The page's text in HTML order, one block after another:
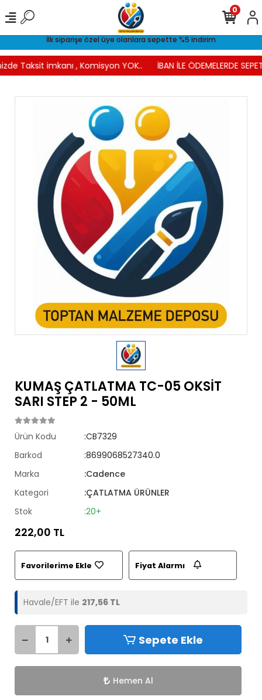
İlk siparişe özel üye olanlara sepette %5 indirim
Taksit imkanı , Komisyon YOK.. İBAN İLE ÖDEMELERDE
0
KUMAŞ ÇATLATMA TC-05 OKSİT
SARI STEP 2 - 50ML
Ürün Kodu
:CB7329
Barkod
:8699068527340.0
Marka
:Cadence
Kategori
:ÇATLATMA ÜRÜNLER
Stok
:20+
222,00 TL
Favorilerime Ekle Fiyat Alarmı
Havale/EFT ile 217,56 TL
Sepete Ekle
Hemen Al